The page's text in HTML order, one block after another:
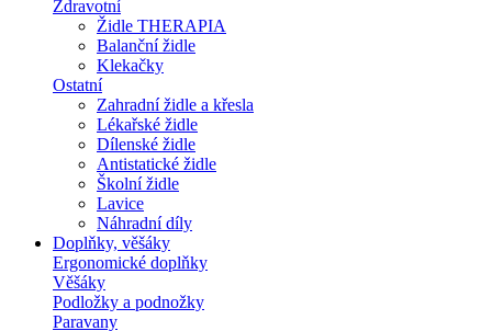
Zdravotní
Židle THERAPIA
Balanční židle
Klekačky
Ostatní
Zahradní židle a křesla
Lékařské židle
Dílenské židle
Antistatické židle
Školní židle
Lavice
Náhradní díly
Doplňky, věšáky
Ergonomické doplňky
Věšáky
Podložky a podnožky
Paravany